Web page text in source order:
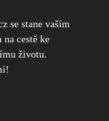
se stane vaším
cestě ke
životu.